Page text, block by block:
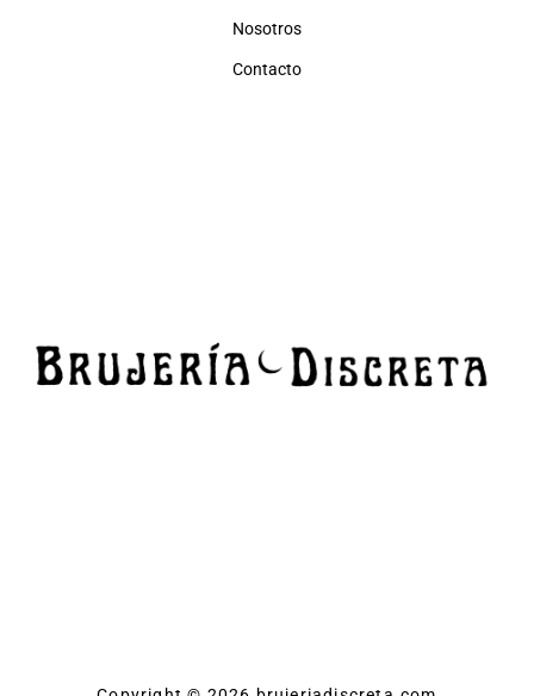
Nosotros
Contacto